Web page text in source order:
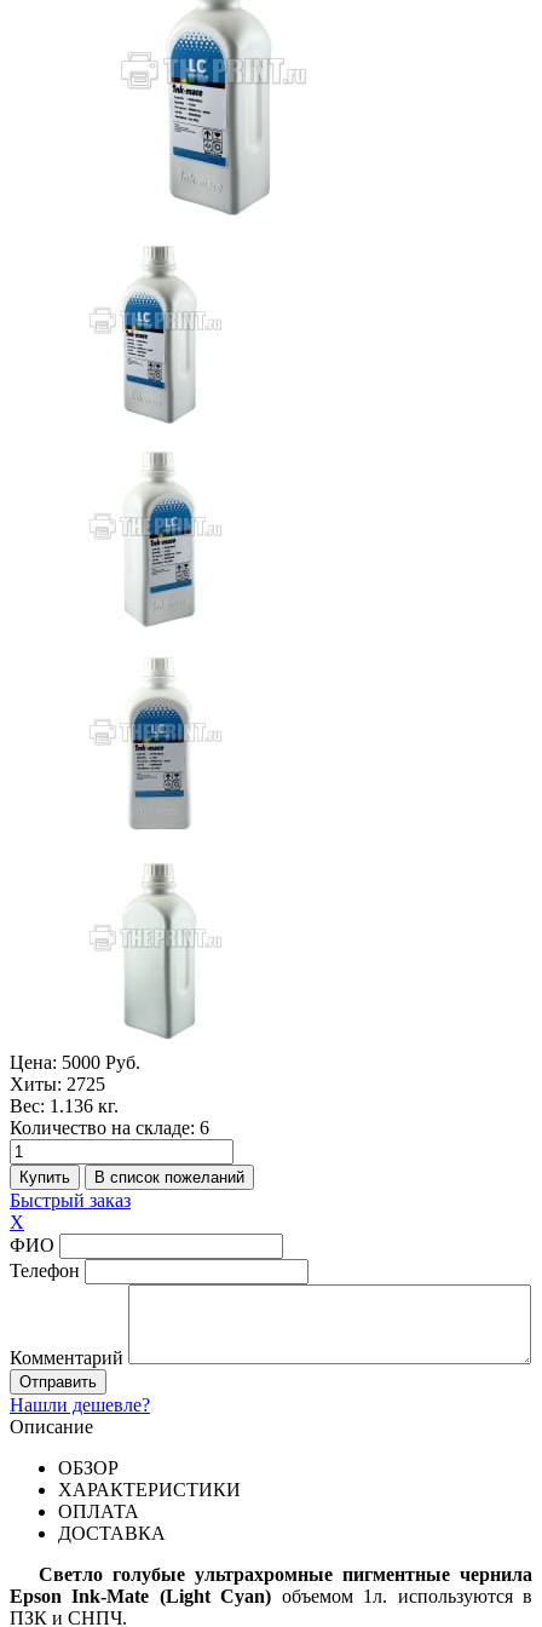
Цена: 5000 Руб.
Хиты: 2725
Вес: 1.136 кг.
Количество на складе: 6
Быстрый заказ
X
ФИО
Телефон
Комментарий
Нашли дешевле?
Описание
ОБЗОР
ХАРАКТЕРИСТИКИ
ОПЛАТА
ДОСТАВКА
Светло голубые ультрахромные пигментные чернила
Epson Ink-Mate (Light Cyan) объемом 1л. используются в
ПЗК и СНПЧ.